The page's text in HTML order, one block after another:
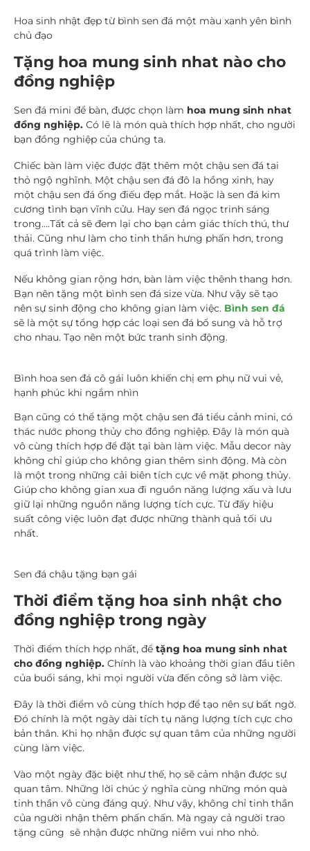
Hoa sinh nhật đẹp từ bình sen đá một màu xanh yên bình
chủ đạo
Tặng hoa mung sinh nhat nào cho
đồng nghiệp
Sen đá mini để bàn, được chọn làm hoa mung sinh nhat
đồng nghiệp. Có lẽ là món quà thích hợp nhất, cho người
bạn đồng nghiệp của chúng ta.
Chiếc bàn làm việc được đặt thêm một chậu sen đá tai
thỏ ngộ nghĩnh. Một chậu sen đá đô la hồng xinh, hay
một chậu sen đá ống điếu đẹp mắt. Hoặc là sen đá kim
cương tình bạn vĩnh cửu. Hay sen đá ngọc trinh sáng
trong….Tất cả sẽ đem lại cho bạn cảm giác thích thú, thư
thải. Cũng như làm cho tinh thần hưng phấn hơn, trong
quá trình làm việc.
Nếu không gian rộng hơn, bàn làm việc thênh thang hơn.
Bạn nên tặng một bình sen đá size vừa. Như vậy sẽ tạo
nên sự sinh động cho không gian làm việc. Bình sen đá
sẽ là một sự tổng hợp các loại sen đá bổ sung và hỗ trợ
cho nhau. Tạo nên một bức tranh sinh động.
Bình hoa sen đá cô gái luôn khiến chị em phụ nữ vui vẻ,
hạnh phúc khi ngắm nhìn
Bạn cũng có thể tặng một chậu sen đá tiểu cảnh mini, có
thác nước phong thủy cho đồng nghiệp. Đây là món quà
vô cùng thích hợp để đặt tại bàn làm việc. Mẫu decor này
không chỉ giúp cho không gian thêm sinh động. Mà còn
là một trong những cải biên tích cực về mặt phong thủy.
Giúp cho không gian xua đi nguồn năng lượng xấu và lưu
giữ lại những nguồn năng lượng tích cực. Từ đấy hiệu
suất công việc luôn đạt được những thành quả tối ưu
nhất.
Sen đá chậu tặng bạn gái
Thời điểm tặng hoa sinh nhật cho
đồng nghiệp trong ngày
Thời điểm thích hợp nhất, để tặng hoa mung sinh nhat
cho đồng nghiệp. Chính là vào khoảng thời gian đầu tiên
của buổi sáng, khi mọi người vừa đến công sở làm việc.
Đây là thời điểm vô cùng thích hợp để tạo nên sự bất ngờ.
Đó chính là một ngày dài tích tụ năng lượng tích cực cho
bản thân. Khi họ nhận được sự quan tâm của những người
cùng làm việc.
Vào một ngày đặc biệt như thế, họ sẽ cảm nhận được sự
quan tâm. Những lời chúc ý nghĩa cùng những món quà
tinh thần vô cùng đáng quý. Như vậy, không chỉ tinh thần
của người nhận thêm phấn chấn. Mà ngay cả người trao
tặng cũng sẽ nhận được những niềm vui nho nhỏ.